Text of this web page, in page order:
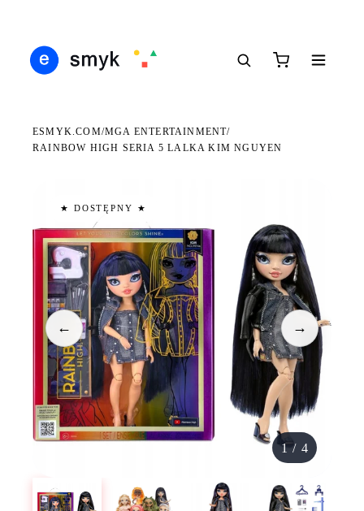
ESMYK.COM/MGA ENTERTAINMENT/
RAINBOW HIGH SERIA 5 LALKA KIM NGUYEN
★ DOSTĘPNY ★
← →
1/ 4